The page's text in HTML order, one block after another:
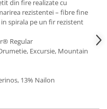
din fire realizate cu
rezistentei – fibre fine
spirala pe un fir rezistent
Regular
Excursie, Mountain
13% Nailon